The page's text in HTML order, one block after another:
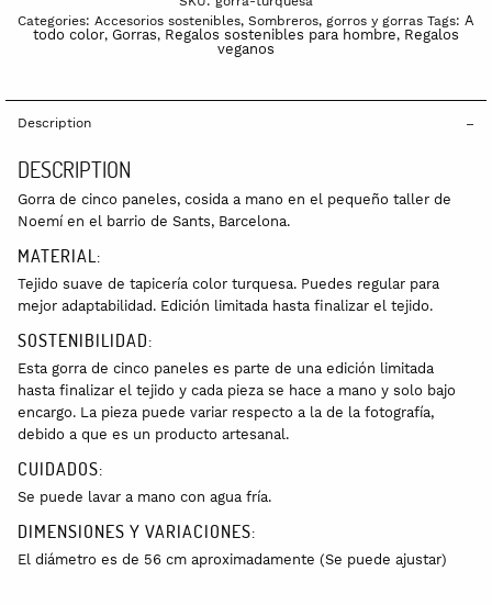
Categories: Accesorios sostenibles, Sombreros, gorros y gorras Tags: A
todo color, Gorras, Regalos sostenibles para hombre, Regalos
veganos
Description
DESCRIPTION
Gorra de cinco paneles, cosida a mano en el pequeño taller de
Noemí en el barrio de Sants, Barcelona.
MATERIAL:
Tejido suave de tapicería color turquesa. Puedes regular para
mejor adaptabilidad. Edición limitada hasta finalizar el tejido.
SOSTENIBILIDAD:
Esta gorra de cinco paneles es parte de una edición limitada
hasta finalizar el tejido y cada pieza se hace a mano y solo bajo
encargo. La pieza puede variar respecto a la de la fotografía,
debido a que es un producto artesanal.
CUIDADOS:
Se puede lavar a mano con agua fría.
DIMENSIONES Y VARIACIONES:
El diámetro es de 56 cm aproximadamente (Se puede ajustar)